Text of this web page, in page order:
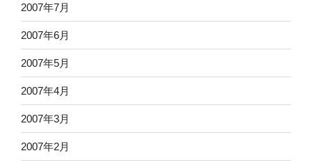
2007年7月
2007年6月
2007年5月
2007年4月
2007年3月
2007年2月